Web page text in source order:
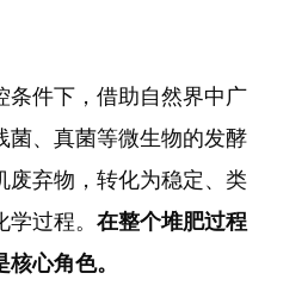
条件下，借助自然界中广
菌、真菌等微生物的发酵
废弃物，转化为稳定、类
过程。 在整个堆肥过程
心角色。